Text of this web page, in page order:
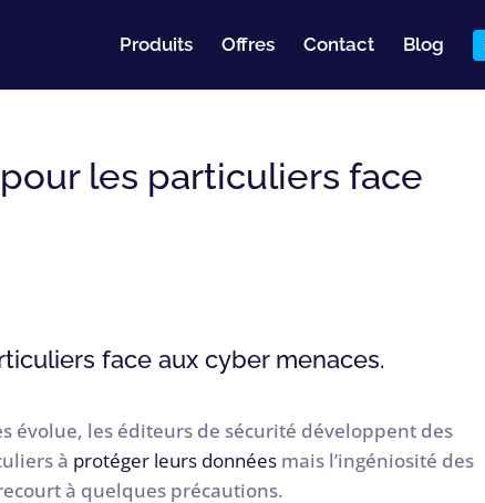
Produits Offres Contact Blog
les particuliers face
face aux cyber menaces.
évolue, les éditeurs de sécurité développent des
à protéger leurs données mais l’ingéniosité des
à quelques précautions.